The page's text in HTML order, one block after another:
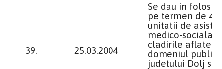
39. 25.03.2004
Se dau in
pe termen de 49
unitatii de
medico-sociala
cladirile aflate in
domeniul public
judetului Dolj si